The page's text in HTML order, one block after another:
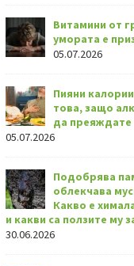
Витамини от
умората е
05.07.2026
Пияни
това, защо
да преяждате
05.07.2026
Подобрява
облекчава
Какво е
и какви са ползите му
30.06.2026